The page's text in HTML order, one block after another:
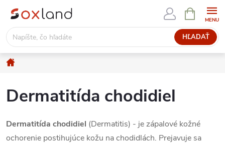
Prejsť
obsah
HĽADAŤ
KOŠÍK
Domov
Dermatitída chodidiel
Dermatitída chodidiel (Dermatitis) - je zápalové kožné
ochorenie postihujúce kožu na chodidlách. Prejavuje sa